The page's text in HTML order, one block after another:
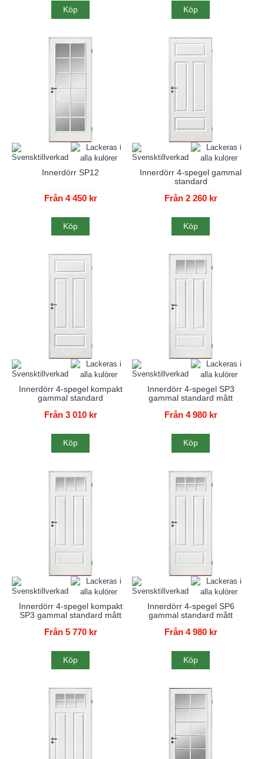
Köp Köp
Innerdörr SP12
Från 4 450 kr
Köp
Innerdörr 4-spegel gammal
standard
Från 2 260 kr
Köp
Innerdörr 4-spegel kompakt
gammal standard
Från 3 010 kr
Köp
Innerdörr 4-spegel SP3
gammal standard mått
Från 4 980 kr
Köp
Innerdörr 4-spegel kompakt
SP3 gammal standard mått
Från 5 770 kr
Köp
Innerdörr 4-spegel SP6
gammal standard mått
Från 4 980 kr
Köp